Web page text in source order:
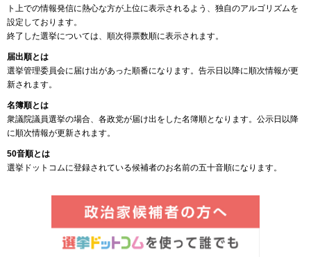
ト上での情報発信に熱心な方が上位に表示されるよう、独自のアルゴリズムを
設定しております。
終了した選挙については、順次得票数順に表示されます。
届出順とは
選挙管理委員会に届け出があった順番になります。告示日以降に順次情報が更
新されます。
名簿順とは
衆議院議員選挙の場合、各政党が届け出をした名簿順となります。公示日以降
に順次情報が更新されます。
50音順とは
選挙ドットコムに登録されている候補者のお名前の五十音順になります。